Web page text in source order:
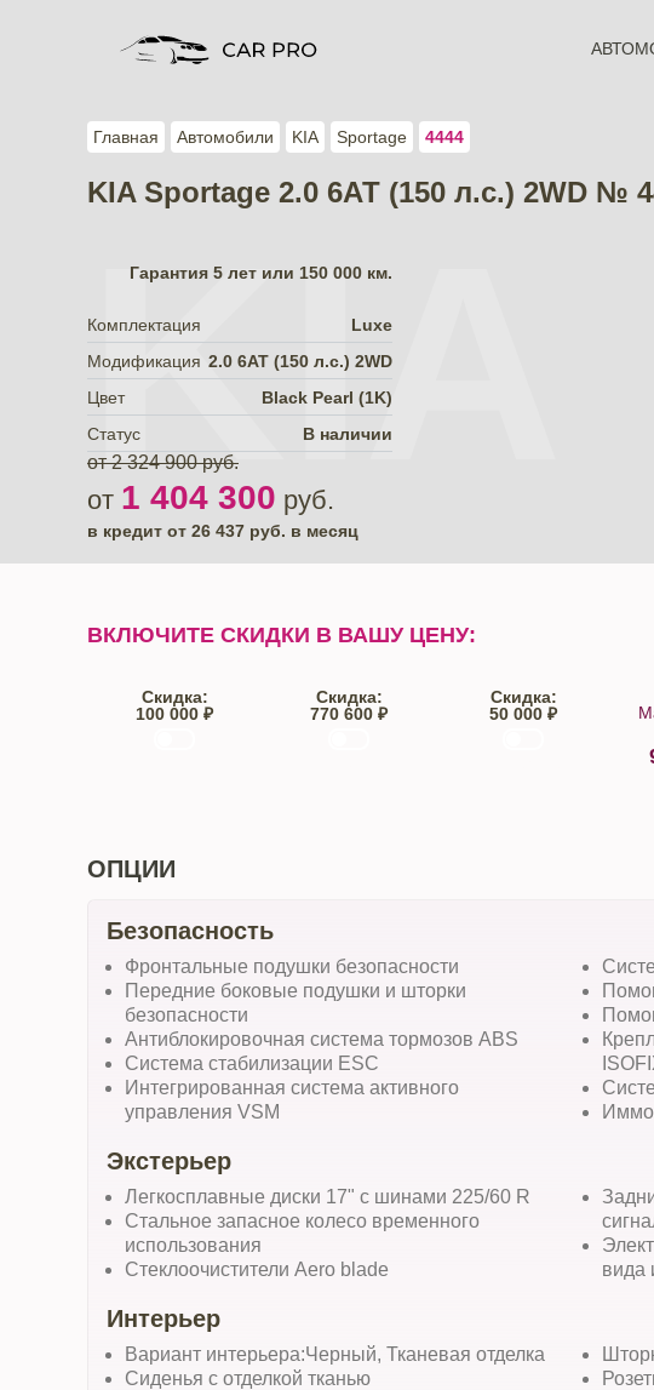
Главная Автомобили KIA Sportage 4444
KIA
KIA Sportage 2.0 6АТ (150 л.с.) 2WD №
Гарантия 5 лет или 150 000 км.
Комплектация
Luxe
Модификация 2.0 6АТ (150 л.с.) 2WD
Цвет
Black Pearl (1K)
Статус
В наличии
от 2 324 900 руб.
от 1 404 300 руб.
в кредит от 26 437 руб. в месяц
ВКЛЮЧИТЕ СКИДКИ В ВАШУ ЦЕНУ:
Скидка:
100 000 ₽
Скидка:
770 600 ₽
Скидка:
50 000 ₽
ОПЦИИ
Безопасность
Фронтальные подушки безопасности
Передние боковые подушки и шторки
безопасности
Антиблокировочная система тормозов ABS
Система стабилизации ESC
Интегрированная система активного
управления VSM
Экстерьер
Легкосплавные диски 17" с шинами 225/60 R
Стальное запасное колесо временного
использования
Стеклоочистители Aero blade
вида
Интерьер
Вариант интерьера:Черный, Тканевая отделка
Сиденья с отделкой тканью